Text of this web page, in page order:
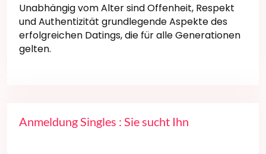
Unabhängig vom Alter sind Offenheit, Respekt
und Authentizität grundlegende Aspekte des
erfolgreichen Datings, die für alle Generationen
gelten.
Anmeldung Singles : Sie sucht Ihn